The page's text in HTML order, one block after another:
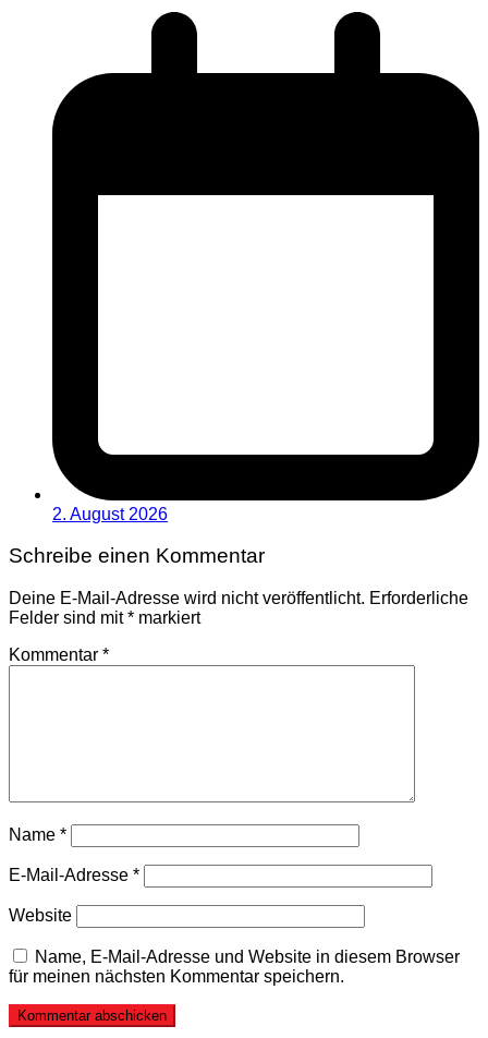
2. August 2026
Schreibe einen Kommentar
Deine E-Mail-Adresse wird nicht veröffentlicht. Erforderliche
Felder sind mit* markiert
Kommentar *
Name *
E-Mail-Adresse *
Website
Name, E-Mail-Adresse und Website in diesem Browser
für meinen nächsten Kommentar speichern.